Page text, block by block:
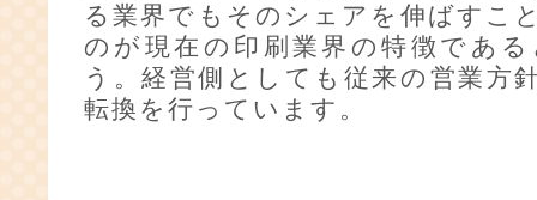
る業界でもそのシェアを伸ばすこ
のが現在の印刷業界の特徴であ
う。経営側としても従来の営業方
転換を行っています。